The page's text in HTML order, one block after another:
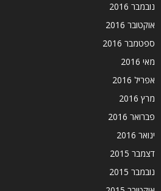
נובמבר 2016
אוקטובר 2016
ספטמבר 2016
מאי 2016
אפריל 2016
מרץ 2016
פברואר 2016
ינואר 2016
דצמבר 2015
נובמבר 2015